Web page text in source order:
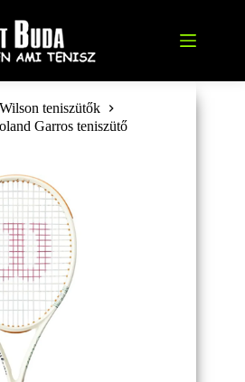
Wilson teniszütők
Garros teniszütő